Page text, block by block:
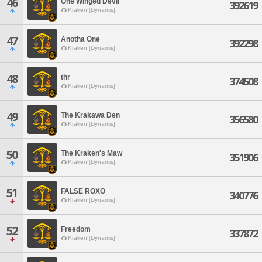
Kraken [Dynamis] 392619
47 Anotha One
Kraken [Dynamis] 392298
48 thr
Kraken [Dynamis] 374508
49 The Krakawa Den
Kraken [Dynamis] 356580
50 The Kraken's Maw
Kraken [Dynamis] 351906
51 FALSE ROXO
Kraken [Dynamis] 340776
52 Freedom
Kraken [Dynamis] 337872